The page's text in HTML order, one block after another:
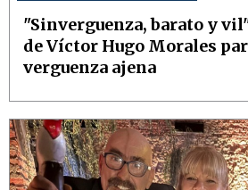
"Sinverguenza, barato y
de Víctor Hugo Morales
verguenza ajena